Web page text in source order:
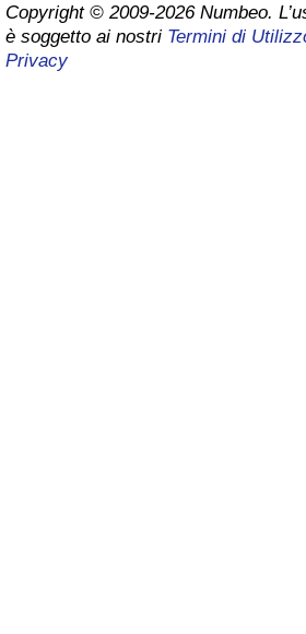
Copyright © 2009-2026 Numbeo.
è soggetto ai nostri Termini di
Privacy
Indice del Tasso di Criminalità
Indice della Criminalità